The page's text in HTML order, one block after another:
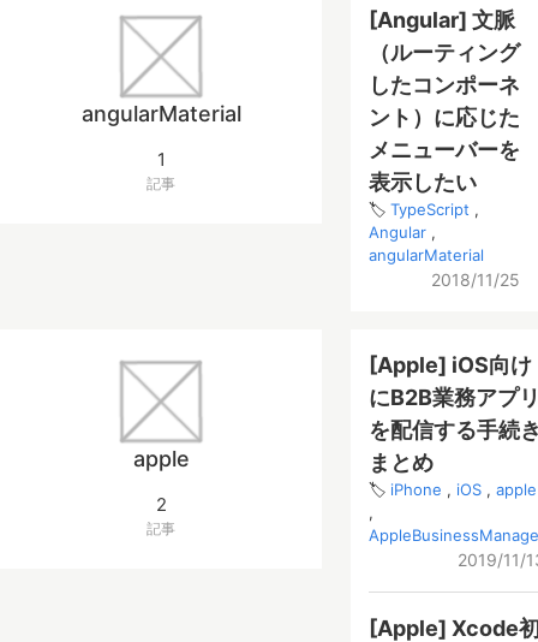
angularMaterial
1
記事
[Angular] 文脈
（ルーティング
したコンポーネ
ント）に応じた
メニューバーを
表示したい
TypeScript
Angular
angularMaterial
2018/11/25
apple
2
記事
[Apple] iOS向け
にB2B業務アプ
を配信する手続
まとめ
iPhone iOS apple
2019/11/
[Apple] Xcode